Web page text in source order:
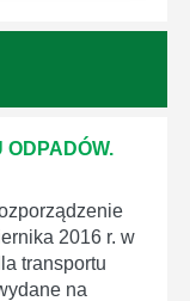
2016 r. w
transportu
na